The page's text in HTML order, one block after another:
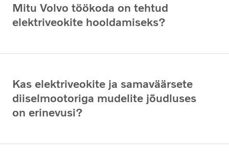
Mitu Volvo töökoda on tehtud
elektriveokite hooldamiseks?
Kas elektriveokite ja samaväärsete
diiselmootoriga mudelite jõudluses
on erinevusi?